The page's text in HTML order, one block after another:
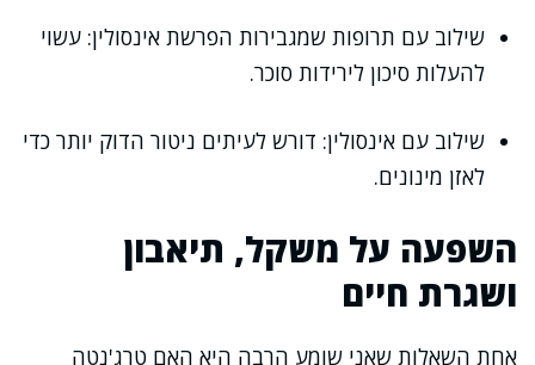
שילוב עם תרופות שמגבירות הפרשת אינסולין: עשוי
להעלות סיכון לירידות סוכר.
שילוב עם אינסולין: דורש לעיתים ניטור הדוק יותר כדי
לאזן מינונים.
השפעה על משקל, תיאבון
ושגרת חיים
אחת השאלות שאני שומע הרבה היא האם טרג'נטה